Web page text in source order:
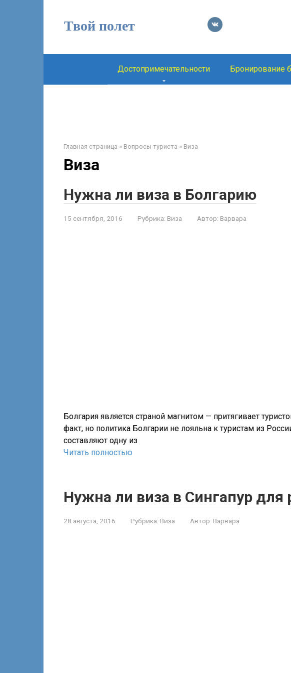
Твой полет
Достопримечательности Бронирование
Главная страница » Вопросы туриста » Виза
Виза
Нужна ли виза в Болгарию
15 сентября, 2016 Рубрика: Виза Автор: Варвара
Болгария является страной магнитом — притягивает
факт, но политика Болгарии не лояльна к туристам из
составляют одну из
Читать полностью
Нужна ли виза в Сингапур для
28 августа, 2016 Рубрика: Виза Автор: Варвара